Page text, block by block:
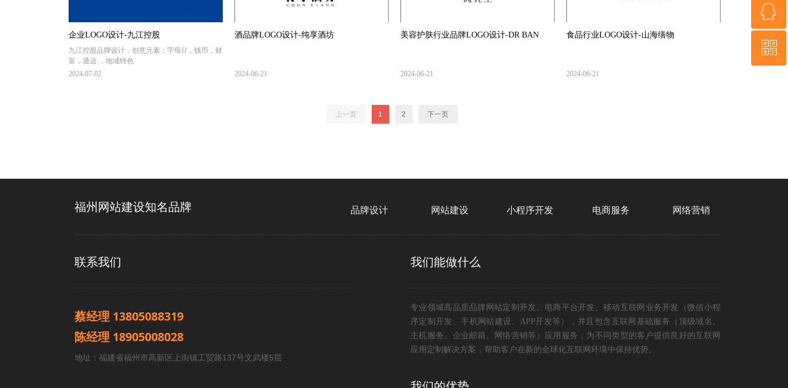
企业LOGO设计-九江控股
九江控股品牌设计，创意元素：字母JJ，钱币，财
富，通达 ，地域特色
2024-07-02
酒品牌LOGO设计-纯享酒坊
2024-06-21
美容护肤行业品牌LOGO设计-DR BAN
2024-06-21
食品行业LOGO设计-山海缮物
2024-06-21
上一页 1 2 下一页
品牌设计 网站建设 小程序开发 电商服务 网络营销
福州网站建设知名品牌
联系我们
蔡经理 13805088319
陈经理 18905008028
地址：福建省福州市高新区上街镇工贸路137号文武楼5层
专业领域高品质品牌网站定制开发、电商平台开发、移动互联网业务开发（微信小程
序定制开发、手机网站建设、APP开发等），并且包含互联网基础服务（顶级域名、
主机服务、企业邮箱、网络营销等）应用服务；为不同类型的客户提供良好的互联网
应用定制解决方案，帮助客户在新的全球化互联网环境中保持优势。
我们能做什么
13805088319
ꁗ
QQ客服
ꀥ